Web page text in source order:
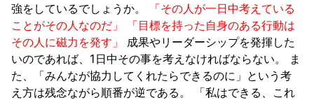
強をしているでしょうか。
「その人が一日中考えている
ことがその人なのだ」
「目標を持った自身のある行動は
その人に磁力を発す」
成果やリーダーシップを発揮した
いのであれば、1日中その事を考えなければならない。 ま
た、「みんなが協力してくれたらできるのに」という考
え方は残念ながら順番が逆である。 「私はできる、これ